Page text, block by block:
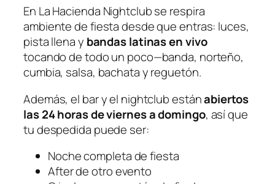
En La Hacienda Nightclub se respira
ambiente de fiesta desde que entras: luces,
pista llena y bandas latinas en vivo
tocando de todo un poco—banda, norteño,
cumbia, salsa, bachata y reguetón.
Además, el bar y el nightclub estánabiertos
las 24 horas de viernes a domingo, así que
tu despedida puede ser:
Noche completa de fiesta
After de otro evento